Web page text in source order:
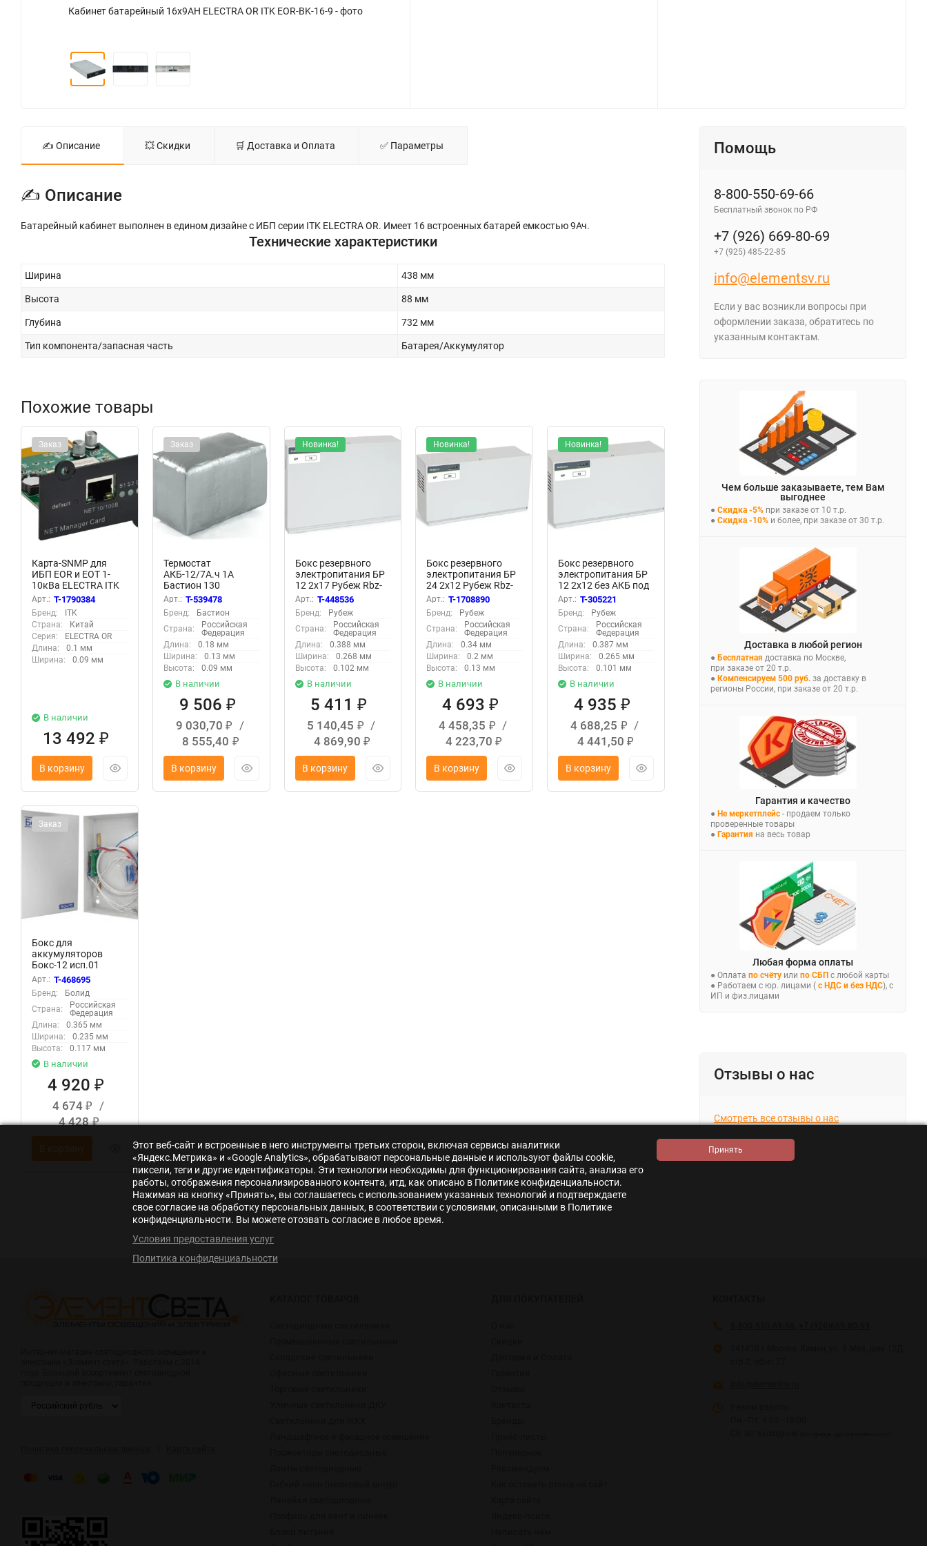
Кабинет батарейный 16х9AH ELECTRA OR ITK EOR-BK-16-9 - фото
✍ Описание 💥 Скидки 🛒 Доставка и Оплата ✅ Параметры
✍ Описание
Батарейный кабинет выполнен в едином дизайне с ИБП серии ITK ELECTRA OR. Имеет 16 встроенных батарей емкостью 9Ач.
Технические характеристики
Ширина 438 мм
Высота 88 мм
Глубина 732 мм
Тип компонента/запасная часть Батарея/Аккумулятор
Похожие товары
Заказ
Карта-SNMP для
ИБП EOR и EOT 1-
10кВа ELECTRA ITK
EOR-SNMP
Арт.: T-1790384
Бренд:
ITK
Страна:
Китай
Серия:
ELECTRA OR
Длина:
0.1 мм
Ширина:
0.09 мм
В наличии
13 492 ₽
В корзину
Заказ
Термостат
АКБ-12/7А.ч 1А
Бастион 130
Арт.: T-539478
Бренд:
Бастион
Страна:
Российская
Федерация
Длина:
0.18 мм
Ширина:
0.13 мм
Высота:
0.09 мм
В наличии
9 506 ₽
9 030,70 ₽
/
8 555,40 ₽
В корзину
Новинка!
Бокс резервного
электропитания БР
12 2х17 Рубеж Rbz-
045568
Арт.: T-448536
Бренд:
Рубеж
Страна:
Российская
Федерация
Длина:
0.388 мм
Ширина:
0.268 мм
Высота:
0.102 мм
В наличии
5 411₽
5 140,45 ₽
/
4 869,90 ₽
В корзину
Новинка!
Бокс резервного
электропитания БР
24 2х12 Рубеж Rbz-
045579
Арт.: T-1708890
Бренд:
Рубеж
Страна:
Российская
Федерация
Длина:
0.34 мм
Ширина:
0.2 мм
Высота:
0.13 мм
В наличии
4 693₽
4 458,35 ₽
/
4 223,70 ₽
В корзину
Новинка!
Бокс резервного
электропитания БР
12 2х12 без АКБ под
АКБ 2х12А.ч 12В
бел. Рубеж Rbz-
045567
Арт.: T-305221
Бренд:
Рубеж
Страна:
Российская
Федерация
Длина:
0.387 мм
Ширина:
0.265 мм
Высота:
0.101 мм
В наличии
4 935₽
4 688,25 ₽
/
4 441,50 ₽
В корзину
Заказ
Бокс для
аккумуляторов
Бокс-12 исп.01
(Бокс-12/34М5-Р)
Болид 231145
Арт.: T-468695
Бренд:
Болид
Страна:
Российская
Федерация
Длина:
0.365 мм
Ширина:
0.235 мм
Высота:
0.117 мм
В наличии
4 920 ₽
4 674 ₽
/
4 428₽
Помощь
8-800-550-69-66
Бесплатный звонок по РФ
+7 (926) 669-80-69
+7 (925) 485-22-85
info@elementsv.ru
Если у вас возникли вопросы при
оформлении заказа, обратитесь по
указанным контактам.
Чем больше заказываете, тем Вам
выгоднее
● Скидка -5% при заказе от 10 т.р.
● Скидка -10% и более, при заказе от 30 т.р.
Доставка в любой регион
● Бесплатная доставка по Москве,
при заказе от 20 т.р.
● Компенсируем 500 руб. за доставку в
регионы России, при заказе от 20 т.р.
Гарантия и качество
● Не меркетплейс - продаем только
проверенные товары
● Гарантия на весь товар
Любая форма оплаты
● Оплата по счёту или по СБП с любой карты
● Работаем с юр. лицами ( с НДС и без НДС), с
ИП и физ.лицами
Отзывы о нас
Смотреть все отзывы о нас
Этот веб-сайт и встроенные в него инструменты третьих сторон, включая сервисы аналитики
«Яндекс.Метрика» и «Google Analytics», обрабатывают персональные данные и используют файлы cookie,
пиксели, теги и другие идентификаторы. Эти технологии необходимы для функционирования сайта, анализа его
работы, отображения персонализированного контента, итд, как описано в Политике конфиденциальности.
Нажимая на кнопку «Принять», вы соглашаетесь с использованием указанных технологий и подтверждаете
свое согласие на обработку персональных данных, в соответствии с условиями, описанными в Политике
конфиденциальности. Вы можете отозвать согласие в любое время.
Условия предоставления услуг
Политика конфиденциальности